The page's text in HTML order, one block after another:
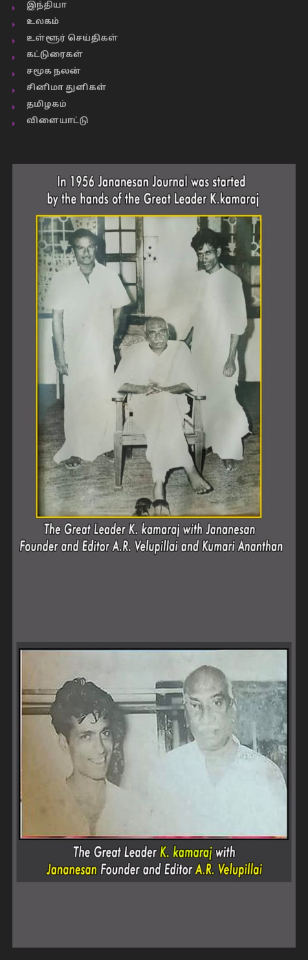
இந்தியா
உலகம்
உள்ளூர் செய்திகள்
கட்டுரைகள்
சமூக நலன்
சினிமா துளிகள்
தமிழகம்
விளையாட்டு